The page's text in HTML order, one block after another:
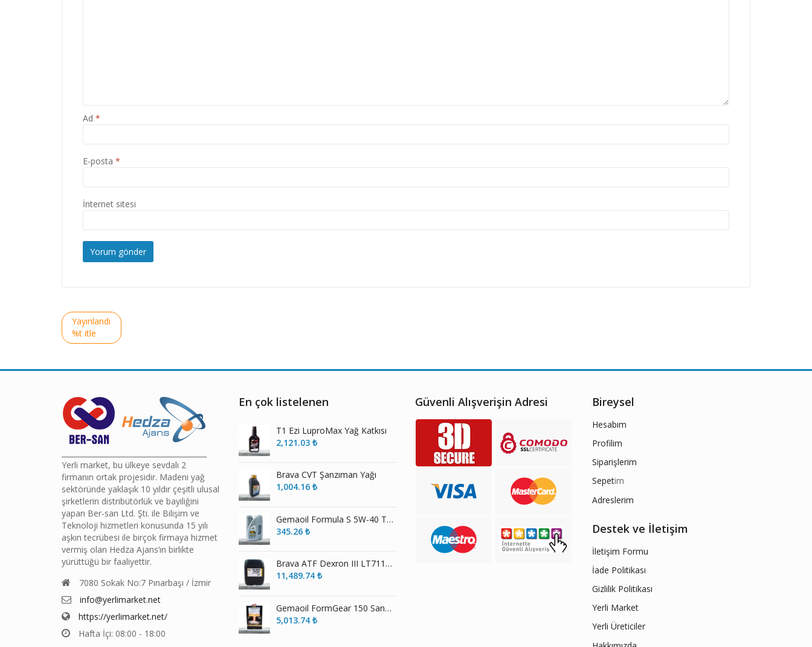
Ad*
E-posta*
İnternet sitesi
Yazı
gezinmesi
Yayınlandı
%t itle
Yerli market, bu ülkeye sevdalı 2
firmanın ortak projesidir. Madeni yağ
sektöründe yaklaşık 10 yıldır çeşitli ulusal
şirketlerin distribütörlük ve bayiliğini
yapan Ber-san Ltd. Şti. ile Bilişim ve
Teknoloji hizmetleri konusunda 15 yılı
aşkın tecrübesi ile birçok firmaya hizmet
vermiş olan Hedza Ajans’ın birlikte
yürüttüğü bir faaliyettir.
7080 Sokak No:7 Pınarbaşı / İzmir
info@yerlimarket.net
https://yerlimarket.net/
Hafta İçi: 08:00 - 18:00
En çok listelenen
T1 Ezi LuproMax Yağ Katkısı
2,121.03 ₺
Brava CVT Şanzıman Yağı
1,004.16 ₺
Gemaoil Formula S 5W-40 Tam Sentetik Motor Yağı
345.26 ₺
Brava ATF Dexron III LT71141 LIGHT Otomatik Şanzıman Yağı
11,489.74 ₺
Gemaoil FormGear 150 Sanayi Dişli Yağı
5,013.74 ₺
Güvenli Alışverişin Adresi Bireysel
Hesabım
Profilim
Siparişlerim
Sepetim
Adreslerim
Destek ve İletişim
İletişim Formu
İade Politikası
Gizlilik Politikası
Yerli Market
Yerli Üreticiler